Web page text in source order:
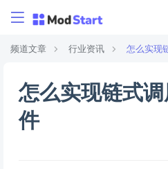
频道文章 行业资讯 怎么实现
怎么实现链式
件